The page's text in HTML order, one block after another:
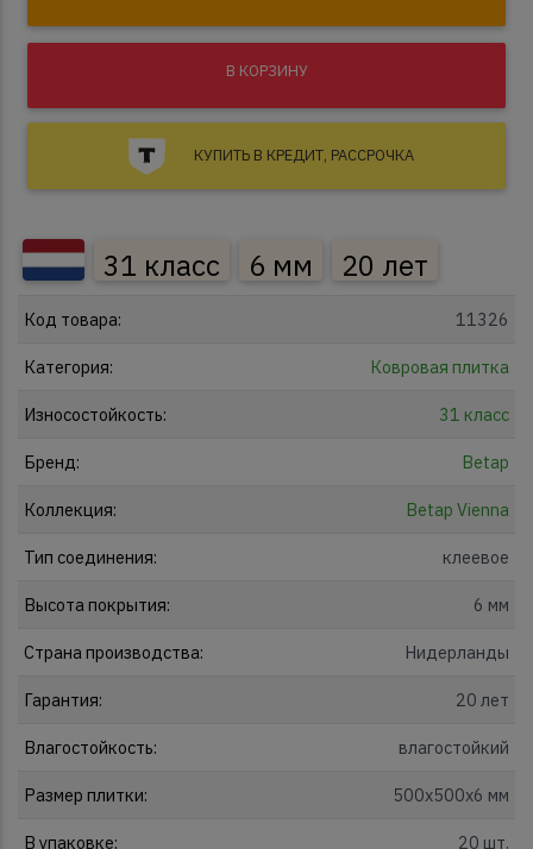
В КОРЗИНУ
КУПИТЬ В КРЕДИТ, РАССРОЧКА
31 класс 6 мм 20 лет
Код товара: 11326
Категория: Ковровая плитка
Износостойкость: 31 класс
Бренд: Betap
Коллекция: Betap Vienna
Тип соединения: клеевое
Высота покрытия: 6 мм
Страна производства: Нидерланды
Гарантия: 20 лет
Влагостойкость: влагостойкий
Размер плитки: 500x500x6 мм
В упаковке: 20 шт.